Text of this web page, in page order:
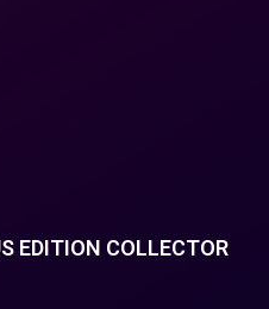
EDITION COLLECTOR